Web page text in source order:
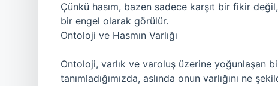
Çünkü hasım, bazen sadece karşıt bir fikir
bir engel olarak görülür.
Ontoloji ve Hasmın Varlığı
Ontoloji, varlık ve varoluş üzerine yoğunlaşan
tanımladığımızda, aslında onun varlığını ne